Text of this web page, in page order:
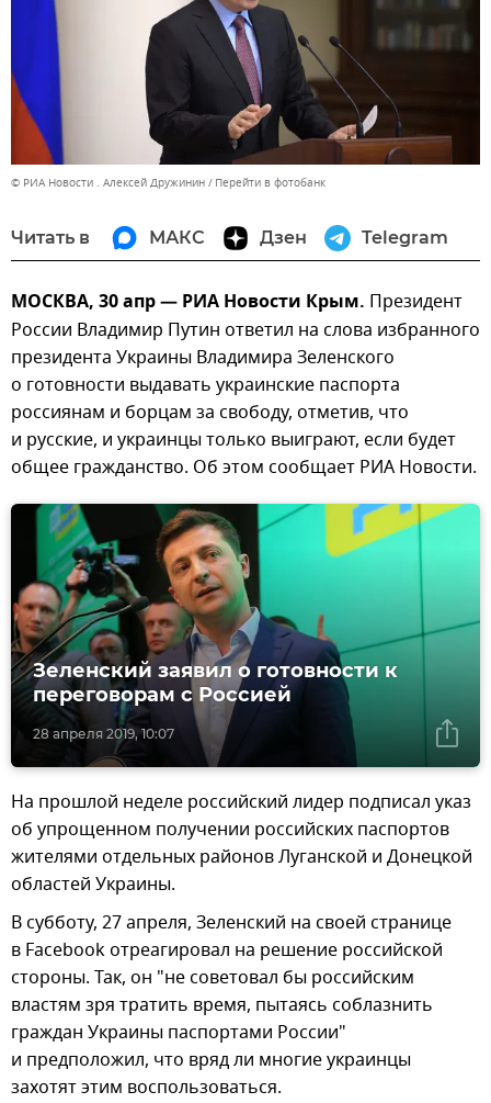
© РИА Новости . Алексей Дружинин Перейти в фотобанк
Читать в МАКС Дзен Telegram
МОСКВА, 30 апр — РИА Новости Крым. Президент
России Владимир Путин ответил на слова избранного
президента Украины Владимира Зеленского
о готовности выдавать украинские паспорта
россиянам и борцам за свободу, отметив, что
и русские, и украинцы только выиграют, если будет
общее гражданство. Об этом сообщает РИА Новости.
28 апреля 2019, 10:07
Зеленский заявил о готовности к
переговорам с Россией
На прошлой неделе российский лидер подписал указ
об упрощенном получении российских паспортов
жителями отдельных районов Луганской и Донецкой
областей Украины.
В субботу, 27 апреля, Зеленский на своей странице
в Facebook отреагировал на решение российской
стороны. Так, он "не советовал бы российским
властям зря тратить время, пытаясь соблазнить
граждан Украины паспортами России"
и предположил, что вряд ли многие украинцы
захотят этим воспользоваться.